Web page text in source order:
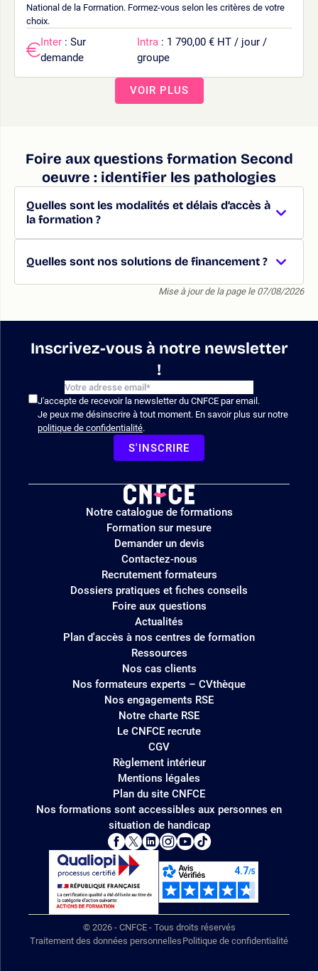
National de la Formation. Formez-vous selon les critères de votre
choix.
Inter : Sur
demande
Intra : 1 790,00 € HT / jour /
groupe
VOIR PLUS
Foire aux questions formation Second
oeuvre : identifier les pathologies
Quelles sont les modalités et délais d’accès à
la formation ?
Quelles sont nos solutions de financement ?
Mise à jour de la page le 07/08/2026
Inscrivez-vous à notre newsletter
!
J'accepte de recevoir la newsletter du CNFCE par email.
Je peux me désinscrire à tout moment. En savoir plus sur notre
politique de confidentialité.
S'INSCRIRE
Logo
site
Notre catalogue de formations
Formation sur mesure
Demander un devis
Contactez-nous
Recrutement formateurs
Dossiers pratiques et fiches conseils
Foire aux questions
Actualités
Plan d'accès à nos centres de formation
Ressources
Nos cas clients
Nos formateurs experts – CVthèque
Nos engagements RSE
Notre charte RSE
Le CNFCE recrute
CGV
Règlement intérieur
Mentions légales
Plan du site CNFCE
Nos formations sont accessibles aux personnes en
situation de handicap
© 2026 - CNFCE - Tous droits réservés
Traitement des données personnelles Politique de confidentialité